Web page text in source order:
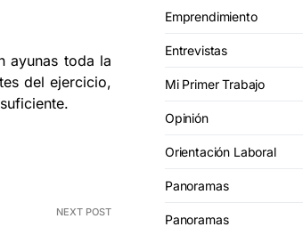
ayunas toda la
del ejercicio,
NEXT POST
Emprendimiento
Entrevistas
Mi Primer Trabajo
Opinión
Orientación Laboral
Panoramas
Panoramas